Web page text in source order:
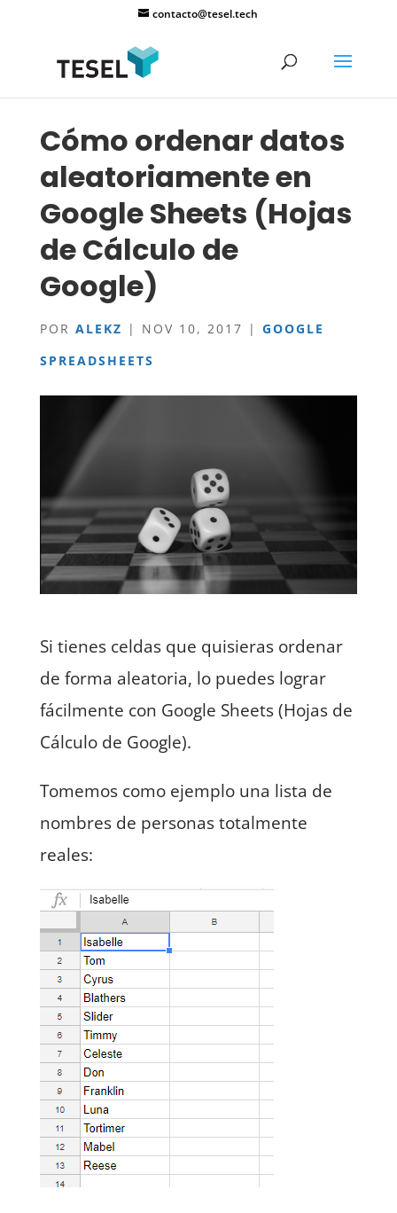
contacto@tesel.tech
Cómo ordenar datos
aleatoriamente en
Google Sheets (Hojas
de Cálculo de
Google)
POR ALEKZ | NOV 10, 2017 | GOOGLE
SPREADSHEETS
Si tienes celdas que quisieras ordenar
de forma aleatoria, lo puedes lograr
fácilmente con Google Sheets (Hojas de
Cálculo de Google).
Tomemos como ejemplo una lista de
nombres de personas totalmente
reales: